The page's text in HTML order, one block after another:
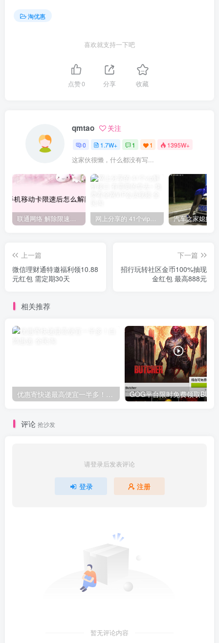
淘优惠
喜欢就支持一下吧
点赞0 分享 收藏
qmtao 关注
0 1.7W+ 1 1 1395W+
这家伙很懒，什么都没有写...
联通网络 解除限速方法参考！畅享、畅玩、老白干等及其它地区自测了 网上分享的 41个vip解析接口 有需要的拿去~ 免费看全网VIP会员视频
上一篇
微信理财通特邀福利领10.88
元红包 需定期30天
下一篇
招行玩转社区金币100%抽现
金红包 最高888元
相关推荐
优惠寄快递最高便宜一半多！白鸽惠递
评论 抢沙发
请登录后发表评论
登录 注册
暂无评论内容